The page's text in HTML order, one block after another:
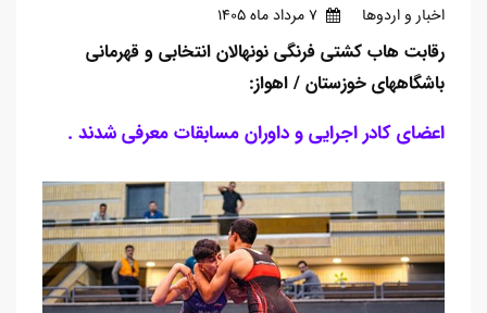
اخبار و اردوها 7 مرداد ماه 1405
رقابت هاب کشتی فرنگی نونهالان انتخابی و قهرمانی
باشگاههای خوزستان / اهواز:
اعضای کادر اجرایی و داوران مسابقات معرفی شدند .